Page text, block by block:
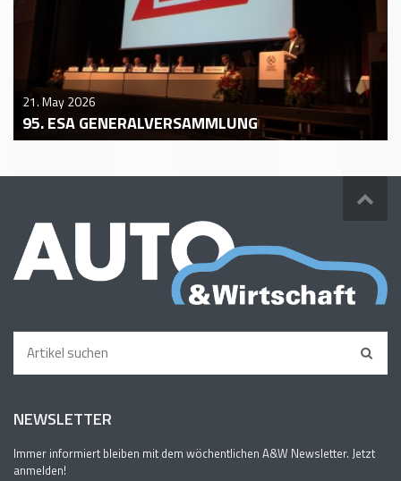
21. May 2026
95. ESA GENERALVERSAMMLUNG
NEWSLETTER
Immer informiert bleiben mit dem wöchentlichen A&W Newsletter. Jetzt
anmelden!